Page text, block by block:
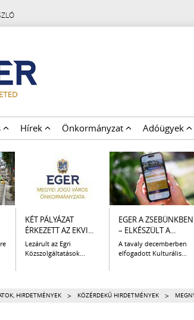
Hírek Önkormányzat Adóügyek
KÉT PÁLYÁZAT
ÉRKEZETT AZ EKVI...
Lezárult az Egri
Közszolgáltatások...
EGER A ZSEBÜNKBEN
– ELKÉSZÜLT A...
A tavaly decemberben
elfogadott Kulturális...
HIRDETMÉNYEK > KÖZÉRDEKŰ HIRDETMÉNYEK >